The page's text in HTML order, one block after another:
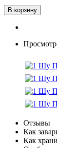
В корзину
Отзывы
Как
Как